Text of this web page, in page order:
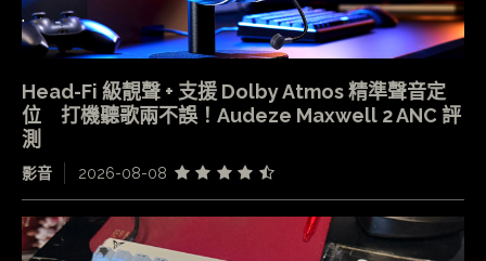
Head-Fi 級靚聲 + 支援 Dolby Atmos 精準聲音定
位 打機聽歌兩不誤！Audeze Maxwell 2 ANC 評
測
影音 2026-08-08